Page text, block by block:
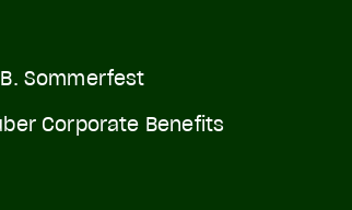
Sommerfest
Corporate Benefits